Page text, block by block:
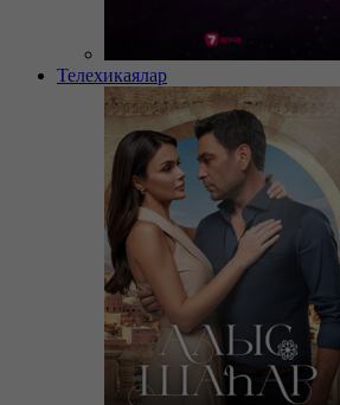
Телехикаялар